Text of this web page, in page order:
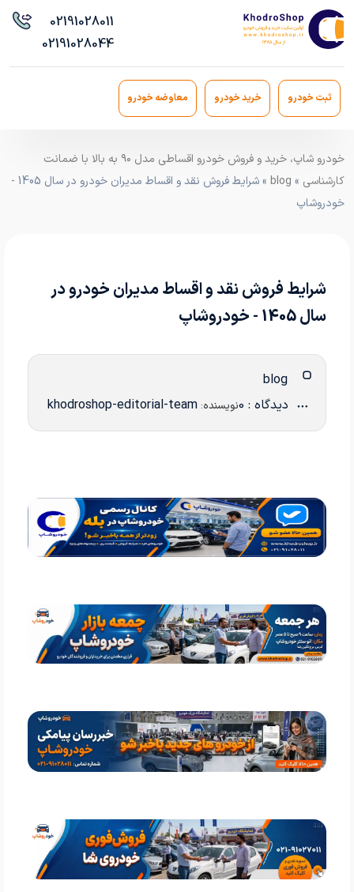
02191028011
02191028044
ثبت خودرو خرید خودرو معاوضه خودرو
خودرو شاپ، خرید و فروش خودرو اقساطی مدل ۹۰ به بالا با ضمانت
کارشناسی »
blog
» شرایط فروش نقد و اقساط مدیران خودرو در سال 1405 -
خودروشاپ
شرایط فروش نقد و اقساط مدیران خودرو در
سال 1405 - خودروشاپ
دیدگاه : 0 نویسنده: khodroshop-editorial-team